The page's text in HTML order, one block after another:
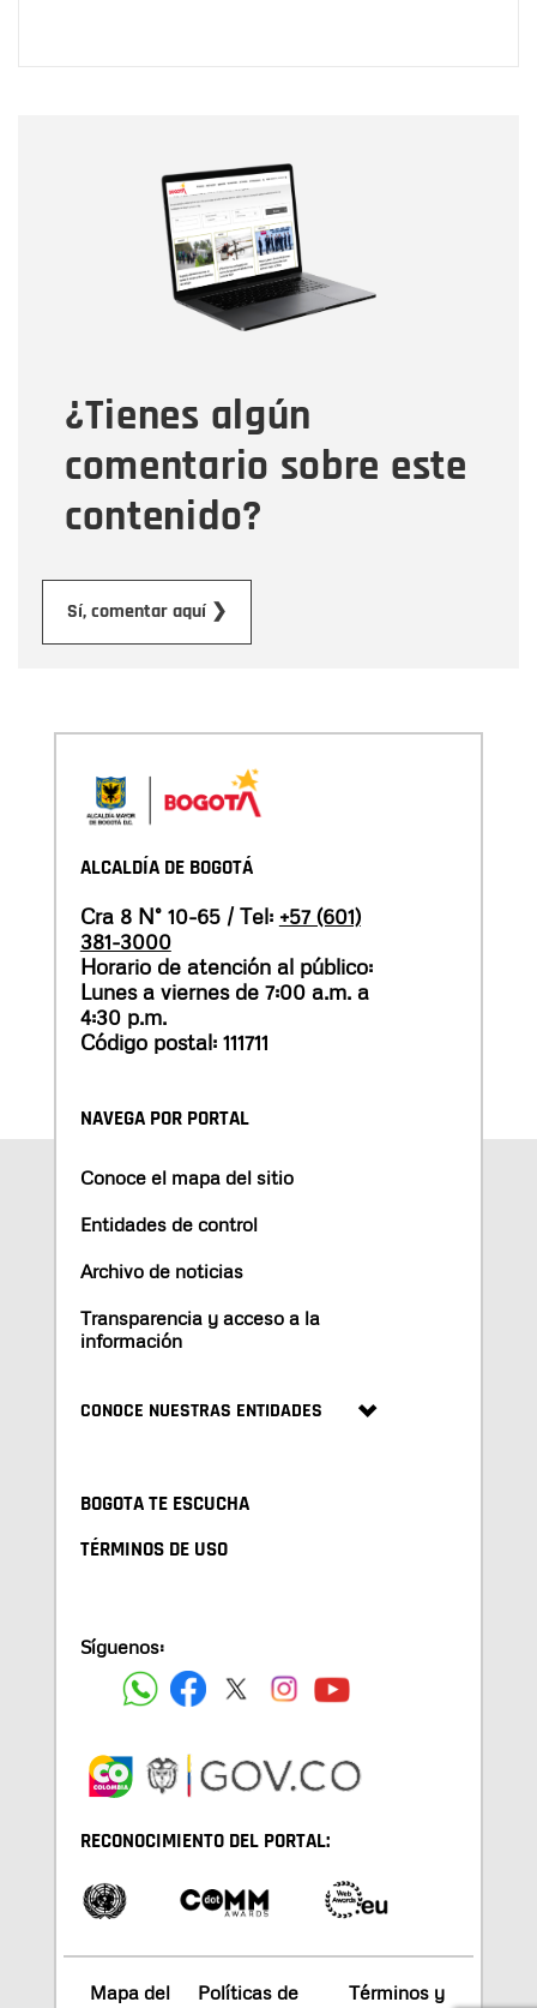
¿Tienes algún
comentario sobre este
contenido?
Sí, comentar aquí ❯
Correo electrónico
Tipo de comentario
Mensaje
ALCALDÍA DE BOGOTÁ
Cra 8 N° 10-65 / Tel: +57 (601)
381-3000
Horario de atención al público:
Lunes a viernes de 7:00 a.m. a
4:30 p.m.
Código postal: 111711
NAVEGA POR PORTAL
Conoce el mapa del sitio
Entidades de control
Archivo de noticias
Transparencia y acceso a la
información
CONOCE NUESTRAS ENTIDADES
BOGOTA TE ESCUCHA
TÉRMINOS DE USO
Síguenos:
RECONOCIMIENTO DEL PORTAL:
Mapa del
Políticas de
Términos y